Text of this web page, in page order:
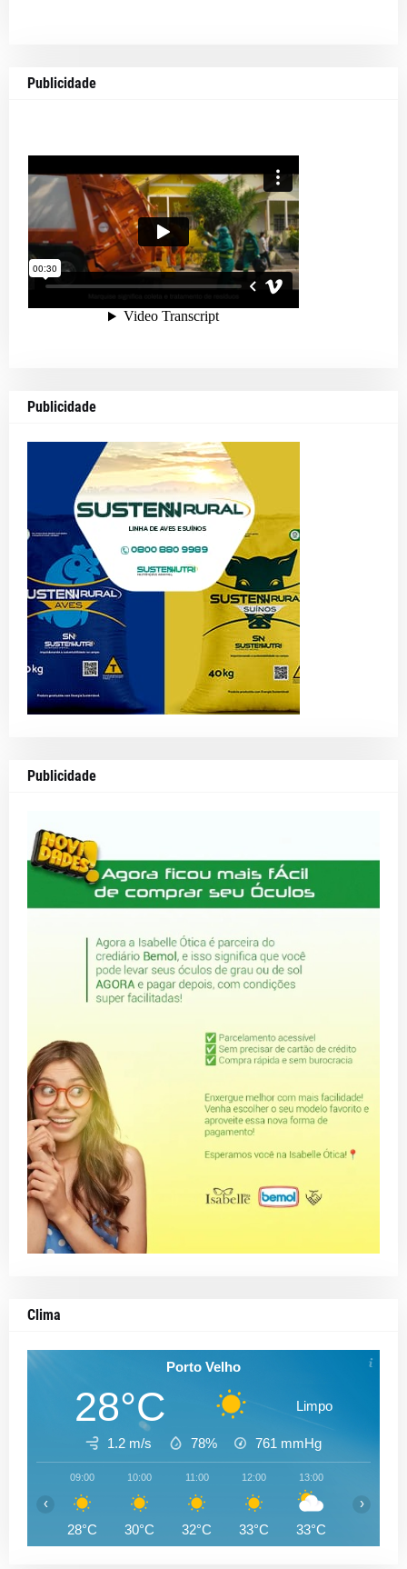
Publicidade
Publicidade
Publicidade
Clima
Porto Velho
28°C Limpo
1.2 m/s 78% 761 mmHg
09:00
28°C
10:00
30°C
11:00
32°C
12:00
33°C
13:00
33°C
‹ ›